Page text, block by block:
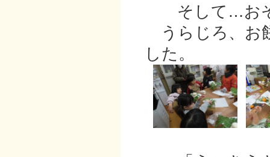
そして…おそ
うらじろ、お
した。